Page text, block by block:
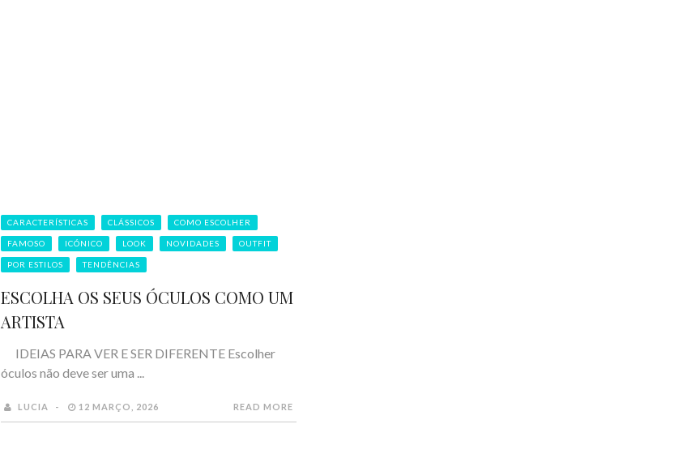
CARACTERÍSTICAS CLÁSSICOS COMO ESCOLHER
FAMOSO ICÓNICO LOOK NOVIDADES OUTFIT
POR ESTILOS TENDÊNCIAS
ESCOLHA OS SEUS ÓCULOS COMO UM
ARTISTA
IDEIAS PARA VER E SER DIFERENTE Escolher
óculos não deve ser uma ...
LUCIA 12 MARÇO, 2026 READ MORE